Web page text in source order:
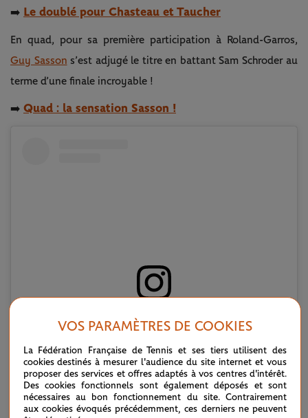
➡️ Le doublé pour Chasteau et Taucher
En quad, pour sa première participation à Roland-Garros,
Guy Sasson s’est adjugé le titre en battant Sam Schroder au
terme d’une finale incroyable !
➡️ Quad : la sensation Sasson !
Voir cette publication sur Instagram
VOS PARAMÈTRES DE COOKIES
La Fédération Française de Tennis et ses tiers utilisent des
cookies destinés à mesurer l'audience du site internet et vous
proposer des services et offres adaptés à vos centres d'intérêt.
Des cookies fonctionnels sont également déposés et sont
nécessaires au bon fonctionnement du site. Contrairement
aux cookies évoqués précédemment, ces derniers ne peuvent